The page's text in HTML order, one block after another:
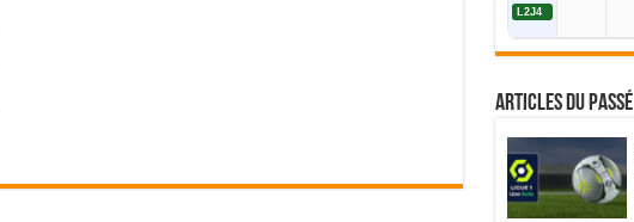
L2J4
Articles du passé